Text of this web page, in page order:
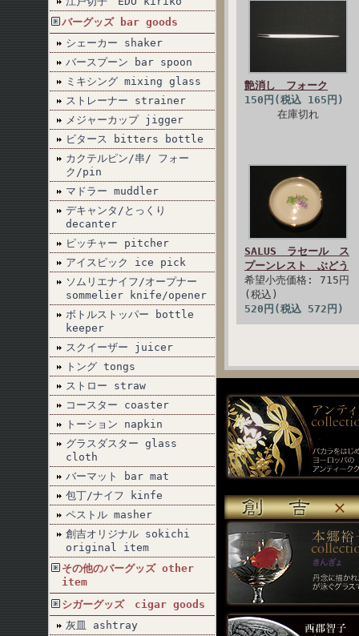
バーグッズ bar goods
シェーカー shaker
バースプーン bar spoon
ミキシング mixing glass
ストレーナー strainer
メジャーカップ jigger
ビタース bitters bottle
カクテルピン/串/ フォー
ク/pin
マドラー muddler
デキャンタ/とっくり
decanter
ピッチャー pitcher
アイスピック ice pick
ソムリエナイフ/オープナー
sommelier knife/opener
ボトルストッパー bottle
keeper
スクイーザー juicer
トング tongs
ストロー straw
コースター coaster
トーション napkin
グラスダスター glass
cloth
バーマット bar mat
包丁/ナイフ kinfe
ペストル masher
創吉オリジナル sokichi
original item
その他のバーグッズ other
item
シガーグッズ cigar goods
灰皿 ashtray
艶消し フォーク
150円(税込 165円)
在庫切れ
SALUS ラセール ス
プーンレスト ぶどう
希望小売価格: 715円
(税込)
520円(税込 572円)